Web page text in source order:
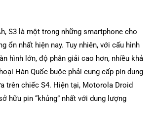
S3 là một trong những smartphone cho
ổn nhất hiện nay. Tuy nhiên, với cấu hình
hình lớn, độ phân giải cao hơn, nhiều khả
Hàn Quốc buộc phải cung cấp pin dung
trên chiếc S4. Hiện tại, Motorola Droid
hữu pin “khủng” nhất với dung lượng